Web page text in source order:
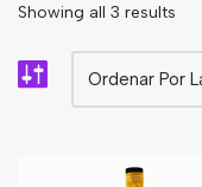
Mascarilla facial
Showing all 3 results